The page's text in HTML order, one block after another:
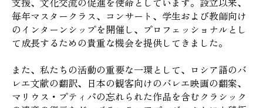
毎年マスタークラス、コンサート、学生および教師向け
のインターンシップを開催し、プロフェッショナルとし
て成長するための貴重な機会を提供してきました。
また、私たちの活動の重要な一環として、ロシア語のバ
レエ文献の翻訳、日本の観客向けのバレエ映画の翻案、
マリウス・プティパの忘れられた作品を含むクラシック